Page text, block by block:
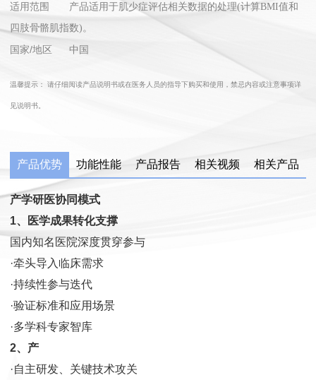
适用范围 产品适用于肌少症评估相关数据的处理(计算BMI值和
四肢骨骼肌指数)。
国家/地区 中国
温馨提示： 请仔细阅读产品说明书或在医务人员的指导下购买和使用，禁忌内容或注意事项详
见说明书。
产品优势 功能性能 产品报告 相关视频 相关产品
产学研医协同模式
1、医学成果转化支撑
国内知名医院深度贯穿参与
·牵头导入临床需求
·持续性参与迭代
·验证标准和应用场景
·多学科专家智库
2、产
·自主研发、关键技术攻关